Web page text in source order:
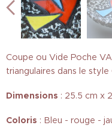
Coupe ou Vide Poche
triangulaires dans le style
Dimensions : 25.5 cm x
Coloris : Bleu - rouge -